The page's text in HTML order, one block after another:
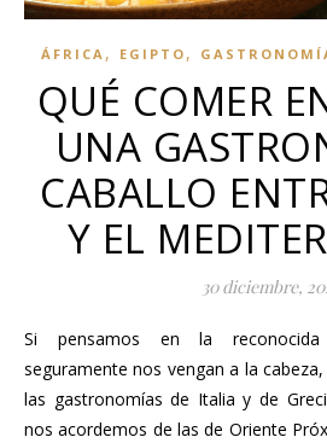
ÁFRICA , EGIPTO ,
QUÉ COMER
UNA
CABALLO
Y EL
30 diciembre,
Si pensamos en la reconocida cocina mediterránea
seguramente nos vengan a la
las gastronomías de Italia y de
nos acordemos de las de Oriente